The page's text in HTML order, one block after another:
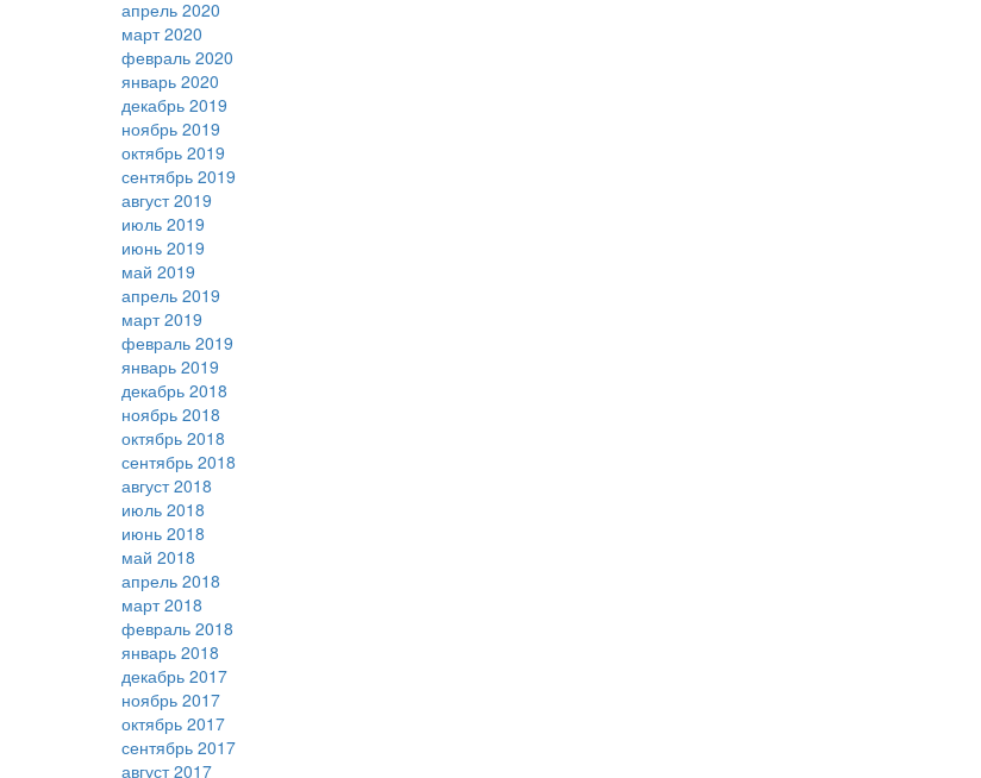
апрель 2020
март 2020
февраль 2020
январь 2020
декабрь 2019
ноябрь 2019
октябрь 2019
сентябрь 2019
август 2019
июль 2019
июнь 2019
май 2019
апрель 2019
март 2019
февраль 2019
январь 2019
декабрь 2018
ноябрь 2018
октябрь 2018
сентябрь 2018
август 2018
июль 2018
июнь 2018
май 2018
апрель 2018
март 2018
февраль 2018
январь 2018
декабрь 2017
ноябрь 2017
октябрь 2017
сентябрь 2017
август 2017